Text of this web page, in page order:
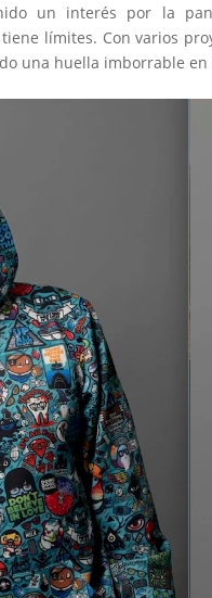
un interés por la
límites. Con varios
una huella imborrable